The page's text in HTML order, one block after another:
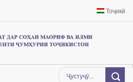
Тоҷикӣ